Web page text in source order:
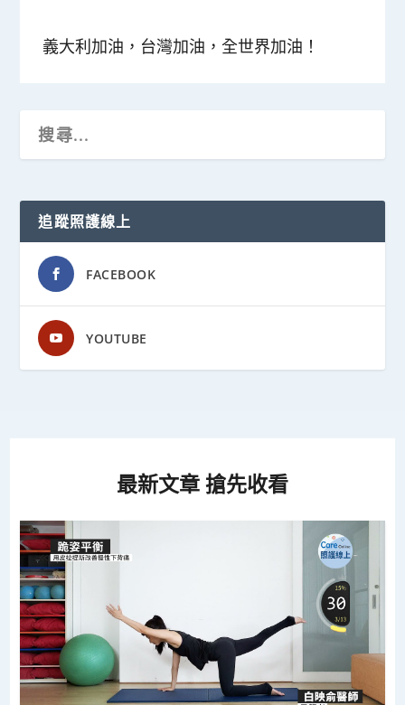
義大利加油，台灣加油，全世界加油！
追蹤照護線上
FACEBOOK
YOUTUBE
最新文章 搶先收看